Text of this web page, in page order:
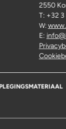
2550
T: +32
W:
E: